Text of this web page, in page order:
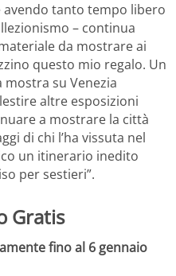
avendo tanto tempo libero
– continua
da mostrare ai
questo mio regalo. Un
su Venezia
altre esposizioni
a mostrare la città
di chi l’ha vissuta nel
un itinerario inedito
per sestieri”.
Gratis
fino al 6 gennaio